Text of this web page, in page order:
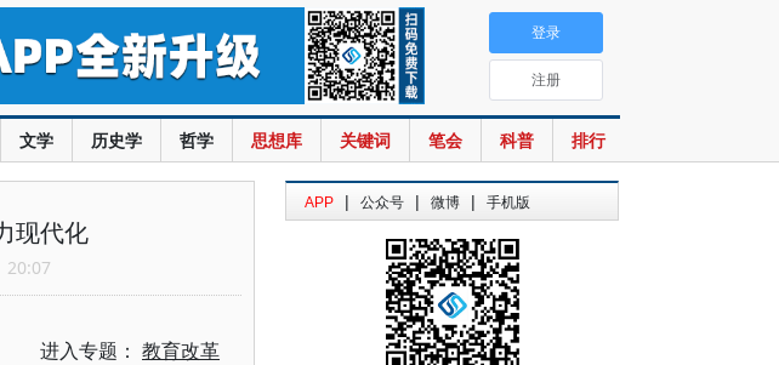
文学 历史学 哲学 思想库 关键词 笔会 科普 排行
登录
注册
现代化
20:07
进入专题： 教育改革
APP | 公众号 | 微博 | 手机版